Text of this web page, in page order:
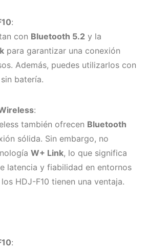
:
con Bluetooth 5.2 y la
para garantizar una conexión
Además, puedes utilizarlos con
batería.
:
también ofrecen Bluetooth
sólida. Sin embargo, no
W+ Link, lo que significa
latencia y fiabilidad en entornos
HDJ-F10 tienen una ventaja.
: